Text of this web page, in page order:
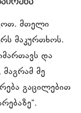
მთელი
მაკურთხოს.
და
მე
გაცილებით